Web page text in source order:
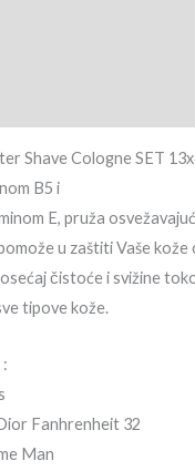
Shave Cologne SET
B5 i
E, pruža
u zaštiti Vaše
čistoće i svižine
tipove kože.
Fanhrenheit 32
Man